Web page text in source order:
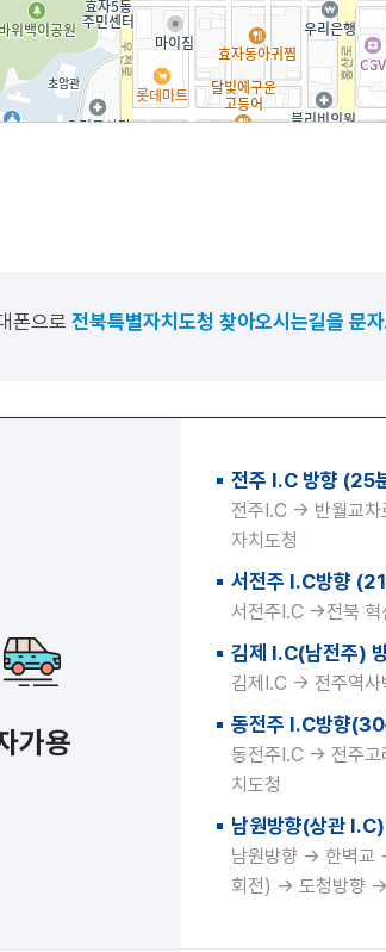
폰으로 전북특별자치도청 찾아오시는길을 문
가용
전주 I.C 방향 (25
전주I.C → 반월교
자치도청
서전주 I.C방향
서전주I.C →전북
김제 I.C(남전주)
김제I.C → 전주역
동전주 I.C방향
동전주I.C → 전주
치도청
남원방향(상관
남원방향 → 한벽교
회전) → 도청방향 →